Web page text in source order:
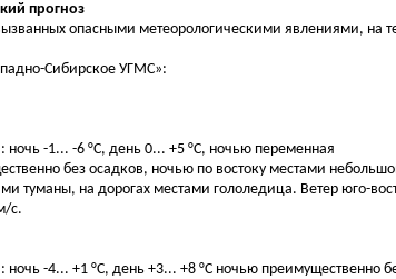
прогноз
опасными метеорологическими явлениями, на
Сибирское УГМС»:
ночь -1... -6 °С, день 0... +5 °С, ночью переменная
без осадков, ночью по востоку местами
туманы, на дорогах местами гололедица. Ветер юго-
с.
ночь -4... +1 °С, день +3... +8 °С ночью преимущественно